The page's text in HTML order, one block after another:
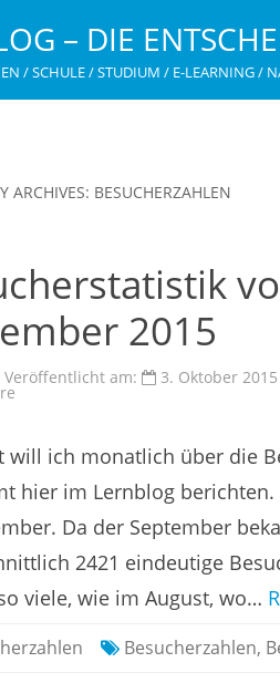
– DIE
/ SCHULE / STUDIUM / E-LEARNING /
ARCHIVES: BESUCHERZAHLEN
2015
Veröffentlicht am: 3. Oktober 2015
Online.net
im
September
2015
will ich monatlich über die
hier im Lernblog
Da der September
2421 eindeutige
viele, wie im August, wo…
Besucherzahlen,